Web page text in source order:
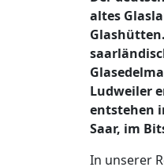
altes
Ludweiler
entstehen
Saar, im
In unserer